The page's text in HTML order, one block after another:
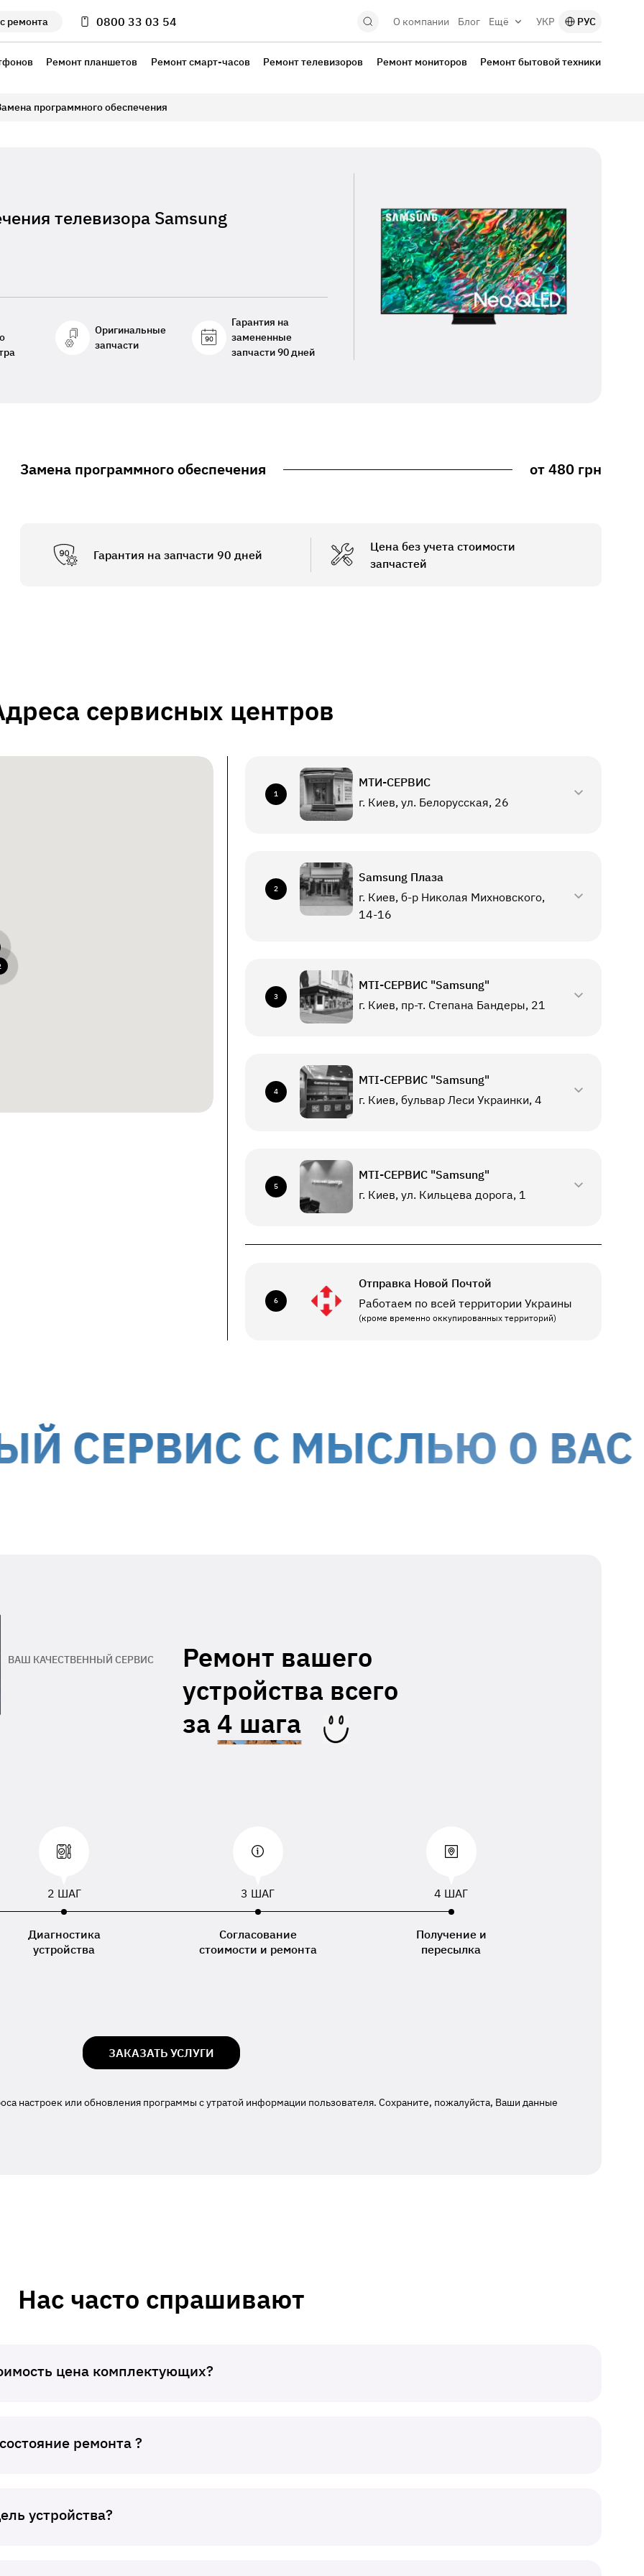
ремонта 0800 33 03 54 О компании Блог Ещё УКР РУС
Ремонт планшетов Ремонт смарт-часов Ремонт телевизоров Ремонт мониторов Ремонт бытовой техники
программного обеспечения
телевизора Samsung
Оригинальные
запчасти
Гарантия на
замененные
запчасти 90 дней
Замена программного обеспечения от 480 грн
Гарантия на запчасти 90 дней
Цена без учета стоимости
запчастей
сервисных центров
отсутствии данных, приложенных к
устройству, будут использованы
номер телефона или адрес доставки,
в накладной перевозчика.
1
МТИ-СЕРВИС
г. Киев, ул. Белорусская, 26
2
Samsung Плаза
г. Киев, б-р Николая Михновского,
14-16
3
МТI-СЕРВИС "Samsung"
г. Киев, пр-т. Степана Бандеры, 21
4
МТI-СЕРВИС "Samsung"
г. Киев, бульвар Леси Украинки, 4
5
МТI-СЕРВИС "Samsung"
г. Киев, ул. Кильцева дорога, 1
6
Отправка Новой Почтой
Работаем по всей территории Украины
(кроме временно оккупированных территорий)
С МЫСЛЬЮ О ВАСМЫ
ВАШ КАЧЕСТВЕННЫЙ СЕРВИС
Ремонт вашего
устройства всего
за 4 шага
2 ШАГ
Диагностика
устройства
3 ШАГ
Согласование
стоимости и ремонта
4 ШАГ
Получение и
пересылка
ЗАКАЗАТЬ УСЛУГИ
настроек или обновления программы с утратой информации пользователя. Сохраните, пожалуйста, Ваши данные
Нас часто спрашивают
цена комплектующих?
ремонта ?
устройства?